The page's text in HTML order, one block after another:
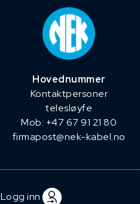
Hovednummer
Kontaktpersoner
telesløyfe
Mob: +47 67 91 21 80
firmapost@nek-kabel.no
Logg inn